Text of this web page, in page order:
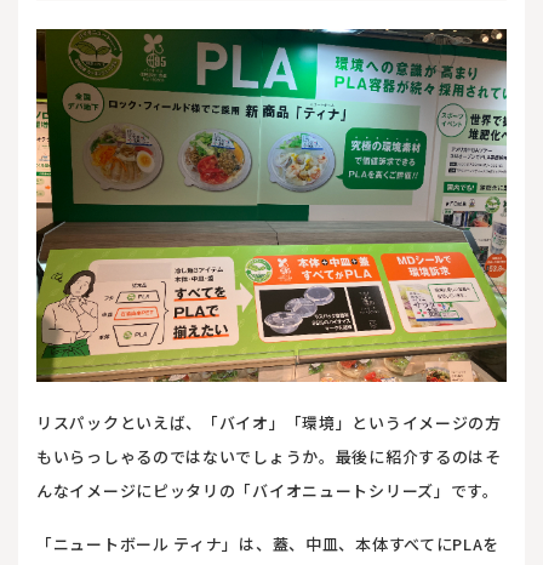
リスパックといえば、「バイオ」「環境」というイメージの方
もいらっしゃるのではないでしょうか。最後に紹介するのはそ
んなイメージにピッタリの「バイオニュートシリーズ」です。
「ニュートボール ティナ」は、蓋、中皿、本体すべてにPLAを